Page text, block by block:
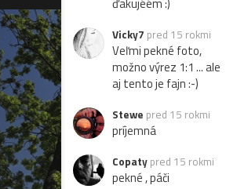
Vicky7 pred 15 rokmi
Veľmi pekné foto,
možno výrez 1:1 ... ale
aj tento je fajn :-)
Stewe pred 15 rokmi
príjemná
Copaty pred 15 rokmi
pekné , páči